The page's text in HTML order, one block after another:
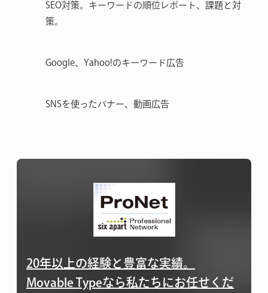
SEO対策。キーワードの順位レポート、課題と対
策。
Google、Yahoo!のキーワード広告
SNSを使ったバナー、動画広告
20年以上の経験と豊富な実績。
Movable Typeなら私たちにお任せくだ